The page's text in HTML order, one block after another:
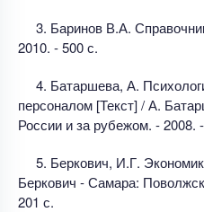
3. Баринов В.А.
2010. - 500 с.
4. Батаршева, А.
персоналом [Текст] / А.
России и за рубежом. -
5. Беркович, И.Г.
Беркович - Самара:
201 с.